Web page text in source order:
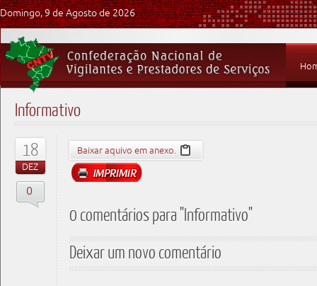
Domingo, 9 de Agosto de 2026
Informativo
18
DEZ
0
Baixar aquivo em anexo.
0 comentários para "Informativo"
Deixar um novo comentário